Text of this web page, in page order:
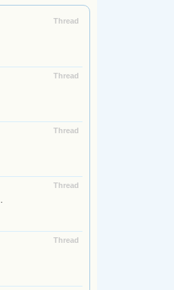
Thread
Thread
Thread
Thread
Thread